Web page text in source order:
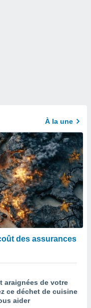
À la une
des assurances
araignées de votre
ce déchet de cuisine
aider